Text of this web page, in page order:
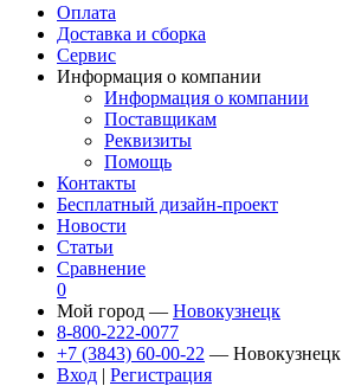
Оплата
Доставка и сборка
Сервис
Информация о компании
Информация о компании
Поставщикам
Реквизиты
Помощь
Контакты
Бесплатный дизайн-проект
Новости
Статьи
Сравнение
0
Мой город — Новокузнецк
8-800-222-0077
+7 (3843) 60-00-22 — Новокузнецк
Вход | Регистрация